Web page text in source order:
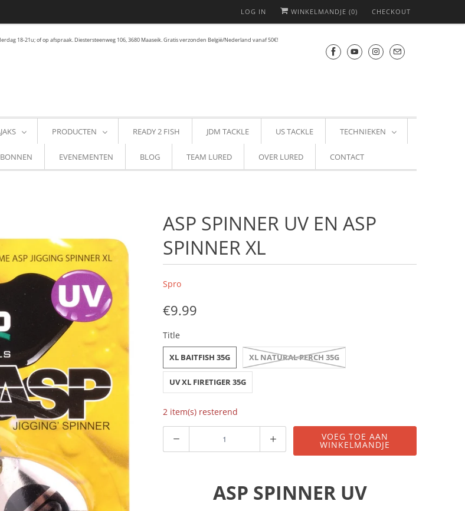
LOG IN WINKELMANDJE (0) CHECKOUT
18-21u; of op afspraak. Diestersteenweg 106, 3680 Maaseik. Gratis verzonden België/Nederland vanaf 50€!
PRODUCTEN READY 2 FISH JDM TACKLE US TACKLE TECHNIEKEN
EVENEMENTEN BLOG TEAM LURED OVER LURED CONTACT
ASP SPINNER UV EN ASP
SPINNER XL
Spro
€9.99
Title
XL BAITFISH 35G XL NATURAL PERCH 35G
UV XL FIRETIGER 35G
2 item(s) resterend
VOEG TOE AAN
WINKELMANDJE
ASP SPINNER UV